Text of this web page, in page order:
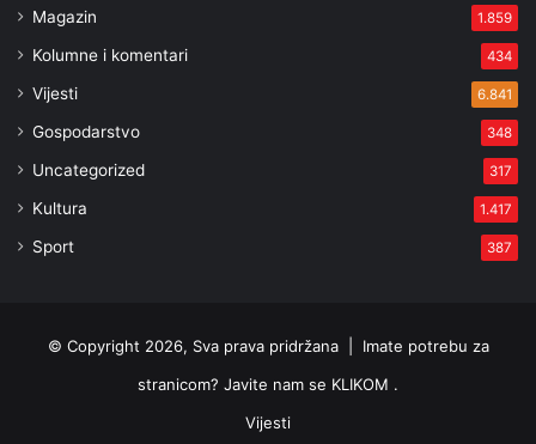
Magazin 1.859
Kolumne i komentari 434
Vijesti 6.841
Gospodarstvo 348
Uncategorized 317
Kultura 1.417
Sport 387
© Copyright 2026, Sva prava pridržana | Imate potrebu za
stranicom? Javite nam se KLIKOM .
Vijesti